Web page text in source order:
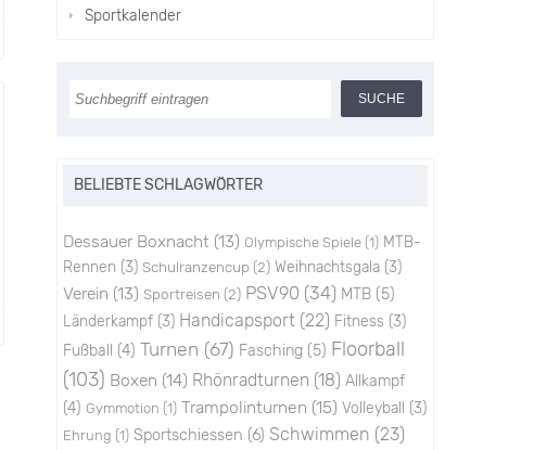
Sportkalender
BELIEBTE SCHLAGWÖRTER
Dessauer Boxnacht (13) Olympische Spiele (1) MTB-
Rennen (3) Schulranzencup (2) Weihnachtsgala (3)
Verein (13) Sportreisen (2) PSV90 (34) MTB (5)
Länderkampf (3) Handicapsport (22) Fitness (3)
Fußball (4) Turnen (67) Fasching (5) Floorball
(103) Boxen (14) Rhönradturnen (18) Allkampf
(4) Gymmotion (1) Trampolinturnen (15) Volleyball (3)
Ehrung (1) Sportschiessen (6) Schwimmen (23)